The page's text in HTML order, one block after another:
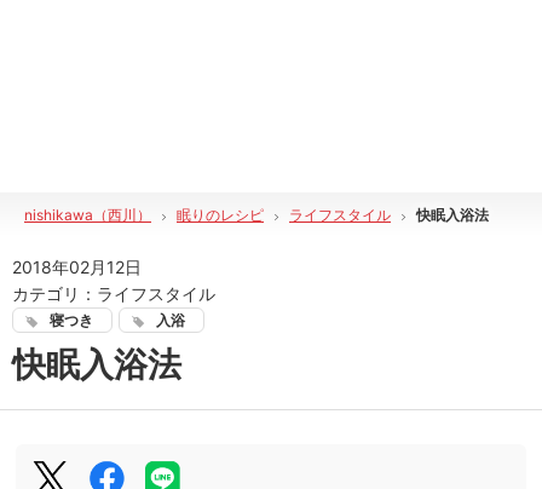
nishikawa（西川） 眠りのレシピ ライフスタイル 快眠入浴法
2018年02月12日
カテゴリ： ライフスタイル
寝つき 入浴
快眠入浴法